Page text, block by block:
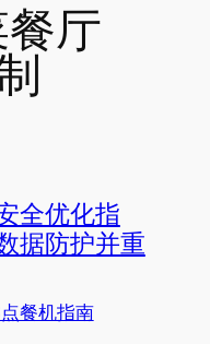
厅
全优化指
据防护并重
餐机指南